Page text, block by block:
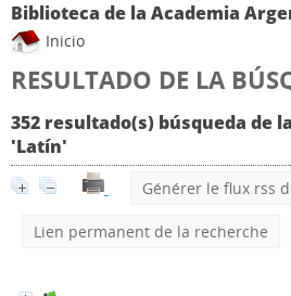
Biblioteca de la Academia
Inicio
RESULTADO DE LA
352 resultado(s) búsqueda de
'Latín'
Générer le flux rss
Lien permanent de la recherche